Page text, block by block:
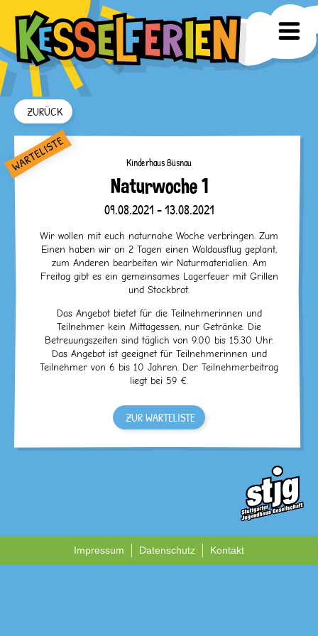
ZURÜCK
Kinderhaus Büsnau
Naturwoche 1
09.08.2021 - 13.08.2021
Wir wollen mit euch naturnahe Woche verbringen. Zum
Einen haben wir an 2 Tagen einen Waldausflug geplant,
zum Anderen bearbeiten wir Naturmaterialien. Am
Freitag gibt es ein gemeinsames Lagerfeuer mit Grillen
und Stockbrot.
Das Angebot bietet für die Teilnehmerinnen und
Teilnehmer kein Mittagessen, nur Getränke. Die
Betreuungszeiten sind täglich von 9.00 bis 15.30 Uhr.
Das Angebot ist geeignet für Teilnehmerinnen und
Teilnehmer von 6 bis 10 Jahren. Der Teilnehmerbeitrag
liegt bei 59 €.
ZUR WARTELISTE
Impressum Datenschutz Kontakt